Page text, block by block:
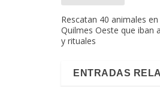
Rescatan 40 animales
Quilmes Oeste que iban
y rituales
ENTRADAS